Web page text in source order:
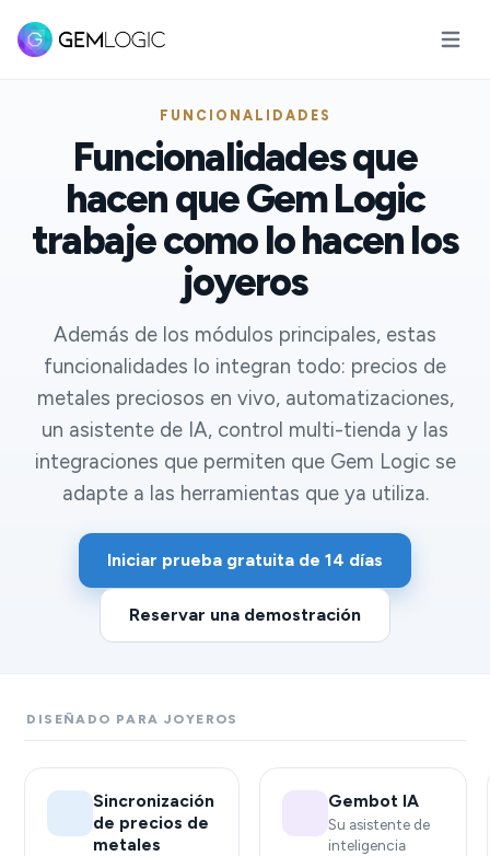
Abrir
FUNCIONALIDADES
Funcionalidades que
hacen que Gem Logic
trabaje como lo hacen los
joyeros
Además de los módulos principales, estas
funcionalidades lo integran todo: precios de
metales preciosos en vivo, automatizaciones,
un asistente de IA, control multi-tienda y las
integraciones que permiten que Gem Logic se
adapte a las herramientas que ya utiliza.
Iniciar prueba gratuita de 14 días
Reservar una demostración
DISEÑADO PARA JOYEROS
Sincronización
de precios de
metales
Gembot IA
Su asistente de
inteligencia